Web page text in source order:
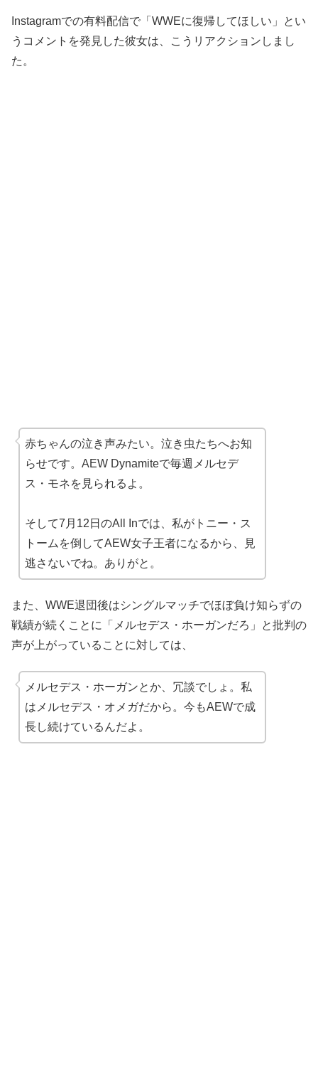
Instagramでの有料配信で「WWEに復帰してほしい」とい
うコメントを発見した彼女は、こうリアクションしまし
た。
赤ちゃんの泣き声みたい。泣き虫たちへお知
らせです。AEW Dynamiteで毎週メルセデ
ス・モネを見られるよ。
そして7月12日のAll Inでは、私がトニー・ス
トームを倒してAEW女子王者になるから、見
逃さないでね。ありがと。
また、WWE退団後はシングルマッチでほぼ負け知らずの
戦績が続くことに「メルセデス・ホーガンだろ」と批判の
声が上がっていることに対しては、
メルセデス・ホーガンとか、冗談でしょ。私
はメルセデス・オメガだから。今もAEWで成
長し続けているんだよ。